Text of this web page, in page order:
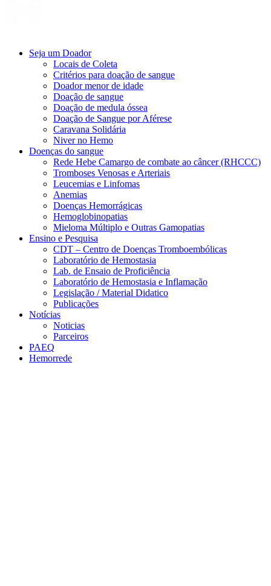
Seja um Doador
Locais de Coleta
Critérios para doação de sangue
Doador menor de idade
Doação de sangue
Doação de medula óssea
Doação de Sangue por Aférese
Caravana Solidária
Niver no Hemo
Doenças do sangue
Rede Hebe Camargo de combate ao câncer (RHCCC)
Tromboses Venosas e Arteriais
Leucemias e Linfomas
Anemias
Doenças Hemorrágicas
Hemoglobinopatias
Mieloma Múltiplo e Outras Gamopatias
Ensino e Pesquisa
CDT – Centro de Doenças Tromboembólicas
Laboratório de Hemostasia
Lab. de Ensaio de Proficiência
Laboratório de Hemostasia e Inflamação
Legislação / Material Didatico
Publicações
Notícias
Noticias
Parceiros
PAEQ
Hemorrede